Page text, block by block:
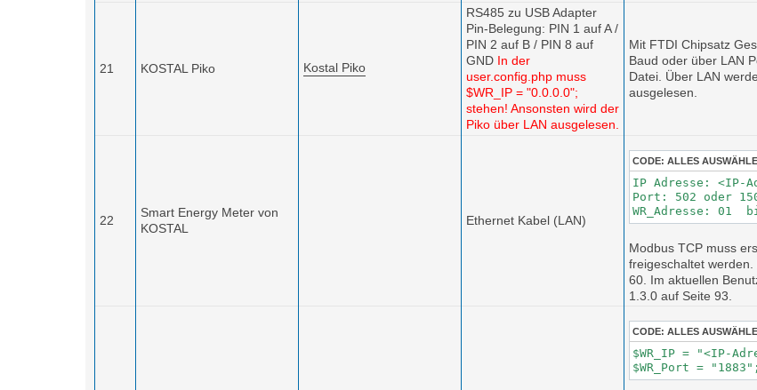
21 KOSTAL Piko Kostal Piko
RS485 zu USB Adapter
Pin-Belegung: PIN 1 auf A /
PIN 2 auf B / PIN 8 auf
GND In der
user.config.php muss
$WR_IP = "0.0.0.0";
stehen! Ansonsten wird der
Piko über LAN ausgelesen.
Mit FTDI Chipsatz
Baud oder über LAN
Datei. Über LAN
ausgelesen.
22
Smart Energy Meter von
KOSTAL
Ethernet Kabel (LAN)
CODE: ALLES
IP Adresse: <IP-
Port: 502 oder
WR_Adresse: 01
Modbus TCP muss
freigeschaltet
60. Im aktuellen
1.3.0 auf Seite 93.
CODE: ALLES
$WR_IP = "<IP-
$WR_Port = "1883";